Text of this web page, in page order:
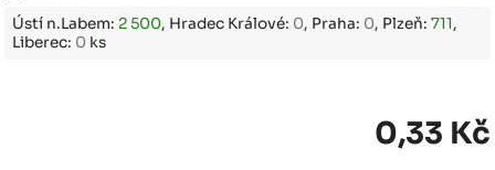
Ústí n.Labem: 2 500, Hradec Králové: 0, Praha: 0, Plzeň:711,
Liberec: 0 ks
0,33 Kč